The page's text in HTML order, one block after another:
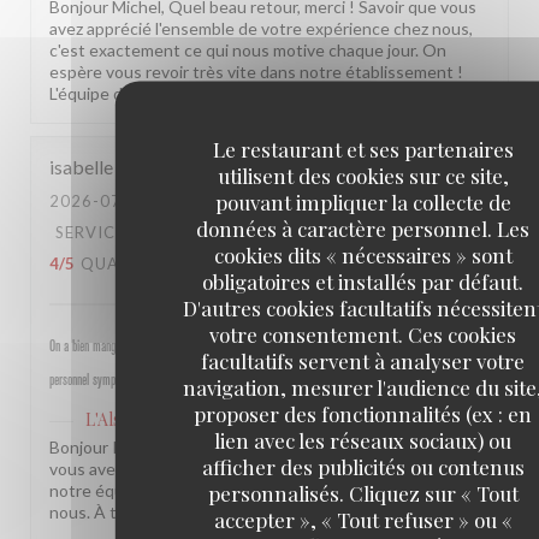
Le restaurant et ses partenaires
utilisent des cookies sur ce site,
pouvant impliquer la collecte de
données à caractère personnel. Les
cookies dits « nécessaires » sont
obligatoires et installés par défaut.
D'autres cookies facultatifs
votre consentement. Ces cookies
facultatifs servent à analyser votre
navigation, mesurer l'audience du
proposer des fonctionnalités (ex : en
lien avec les réseaux sociaux) ou
afficher des publicités ou contenus
personnalisés. Cliquez sur « Tout
accepter », « Tout refuser » ou «
Bonjour Michel, Quel beau retour, merci ! Savoir que vous
avez apprécié l'ensemble de votre expérience chez nous,
c'est exactement ce qui nous motive chaque jour. On
espère vous revoir très vite dans notre établissement !
L'équipe de L'Alsace
isabelle
2026-07-30
- 19:30 - COUVERTS 4
SERVICE
AMBIANCE: 5/5 CUISINE:
4/5 QUALITÉ / PRIX : 4/5
On a bien mangé, bon rapport qualité prix pour les champs, très bel emplacement, peu d attente,
personnel sympathique et efficace.
L'Alsace
a répondu à cet avis
Bonjour Isabelle, Merci pour ce beau retour ! Savoir que
vous avez passé un bon moment près des Champs et que
notre équipe a été à la hauteur, c'est une vraie fierté pour
nous. À très bientôt ! L'équipe de L'Alsace